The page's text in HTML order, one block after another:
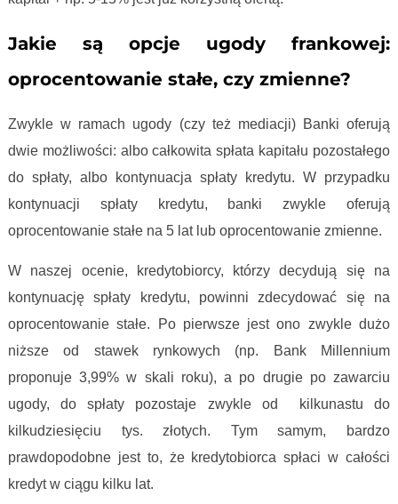
Jakie są opcje ugody frankowej:
oprocentowanie stałe, czy zmienne?
Zwykle w ramach ugody (czy też mediacji) Banki oferują
dwie możliwości: albo całkowita spłata kapitału pozostałego
do spłaty, albo kontynuacja spłaty kredytu. W przypadku
kontynuacji spłaty kredytu, banki zwykle oferują
oprocentowanie stałe na 5 lat lub oprocentowanie zmienne.
W naszej ocenie, kredytobiorcy, którzy decydują się na
kontynuację spłaty kredytu, powinni zdecydować się na
oprocentowanie stałe. Po pierwsze jest ono zwykle dużo
niższe od stawek rynkowych (np. Bank Millennium
proponuje 3,99% w skali roku), a po drugie po zawarciu
ugody, do spłaty pozostaje zwykle od kilkunastu do
kilkudziesięciu tys. złotych. Tym samym, bardzo
prawdopodobne jest to, że kredytobiorca spłaci w całości
kredyt w ciągu kilku lat.